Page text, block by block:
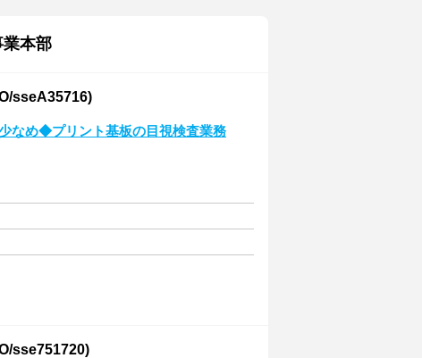
本部
sseA35716)
なめ◆プリント基板の目視検査業務
sse751720)